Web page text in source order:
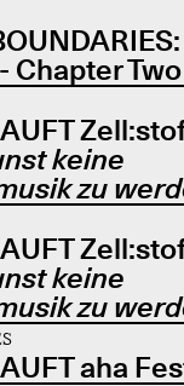
Chapter Two
keine
zu
keine
zu
aha